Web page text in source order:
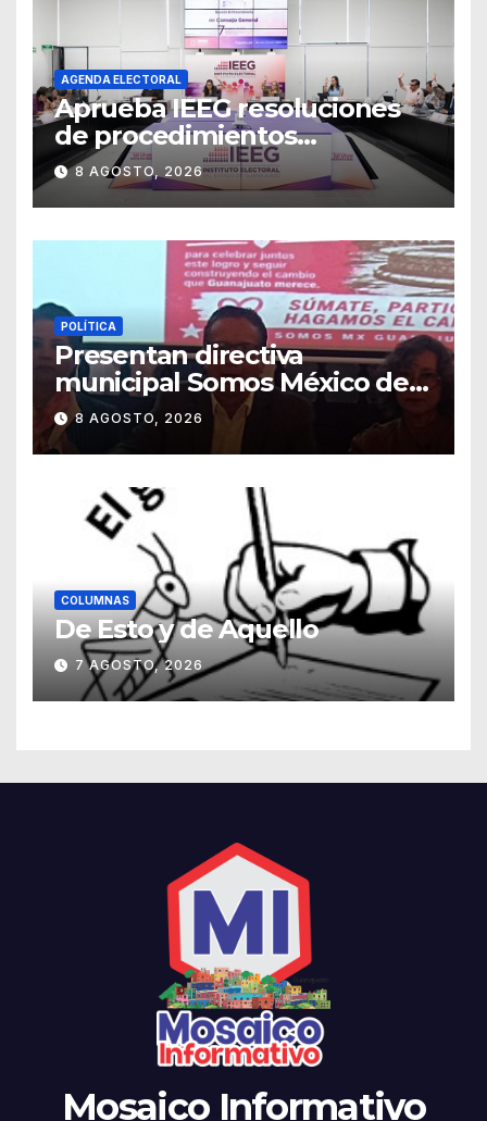
AGENDA ELECTORAL
Aprueba IEEG resoluciones
de procedimientos
sancionadores
8 AGOSTO, 2026
POLÍTICA
Presentan directiva
municipal Somos México de
Guanajuato
8 AGOSTO, 2026
COLUMNAS
De Esto y de Aquello
7 AGOSTO, 2026
Mosaico Informativo